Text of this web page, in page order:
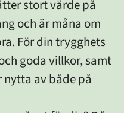
stort värde på
och är måna om
För din trygghets
goda villkor, samt
av både på